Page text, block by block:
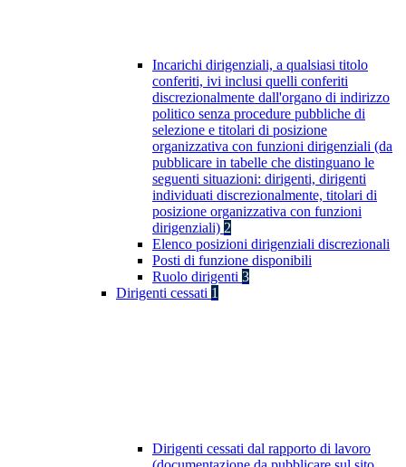
Incarichi dirigenziali, a qualsiasi titolo
conferiti, ivi inclusi quelli conferiti
discrezionalmente dall'organo di indirizzo
politico senza procedure pubbliche di
selezione e titolari di posizione
organizzativa con funzioni dirigenziali (da
pubblicare in tabelle che distinguano le
seguenti situazioni: dirigenti, dirigenti
individuati discrezionalmente, titolari di
posizione organizzativa con funzioni
dirigenziali) 2
Elenco posizioni dirigenziali discrezionali
Posti di funzione disponibili
Ruolo dirigenti 3
Dirigenti cessati 1
Dirigenti cessati dal rapporto di lavoro